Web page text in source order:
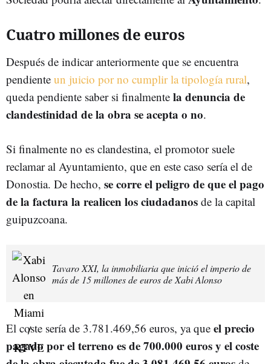
Cuatro millones de euros
Después de indicar anteriormente que se encuentra
pendiente un juicio por no cumplir la tipología rural,
queda pendiente saber si finalmente la denuncia de
clandestinidad de la obra se acepta o no.
Si finalmente no es clandestina, el promotor suele
reclamar al Ayuntamiento, que en este caso sería el de
Donostia. De hecho, se corre el peligro de que el pago
de la factura la realicen los ciudadanos de la capital
guipuzcoana.
Tavaro XXI, la inmobiliaria que inició el imperio de
más de 15 millones de euros de Xabi Alonso
El coste sería de 3.781.469,56 euros, ya que el precio
pagado por el terreno es de 700.000 euros y el coste